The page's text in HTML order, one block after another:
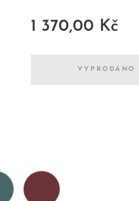
1 370,00 Kč
VYPRODÁNO